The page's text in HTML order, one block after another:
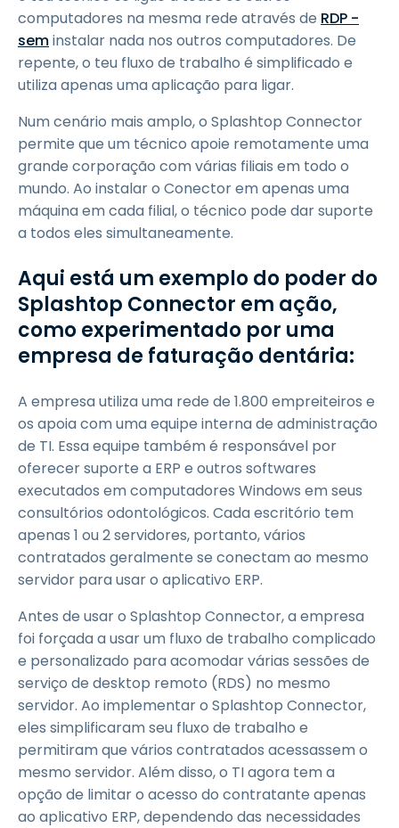
computadores na mesma rede através de RDP -
seminstalar nada nos outros computadores. De
repente, o teu fluxo de trabalho é simplificado e
utiliza apenas uma aplicação para ligar.
Num cenário mais amplo, o Splashtop Connector
permite que um técnico apoie remotamente uma
grande corporação com várias filiais em todo o
mundo. Ao instalar o Conector em apenas uma
máquina em cada filial, o técnico pode dar suporte
a todos eles simultaneamente.
Aqui está um exemplo do poder do
Splashtop Connector em ação,
como experimentado por uma
empresa de faturação dentária:
A empresa utiliza uma rede de 1.800 empreiteiros e
os apoia com uma equipe interna de administração
de TI. Essa equipe também é responsável por
oferecer suporte a ERP e outros softwares
executados em computadores Windows em seus
consultórios odontológicos. Cada escritório tem
apenas 1 ou 2 servidores, portanto, vários
contratados geralmente se conectam ao mesmo
servidor para usar o aplicativo ERP.
Antes de usar o Splashtop Connector, a empresa
foi forçada a usar um fluxo de trabalho complicado
e personalizado para acomodar várias sessões de
serviço de desktop remoto (RDS) no mesmo
servidor. Ao implementar o Splashtop Connector,
eles simplificaram seu fluxo de trabalho e
permitiram que vários contratados acessassem o
mesmo servidor. Além disso, o TI agora tem a
opção de limitar o acesso do contratante apenas
ao aplicativo ERP, dependendo das necessidades